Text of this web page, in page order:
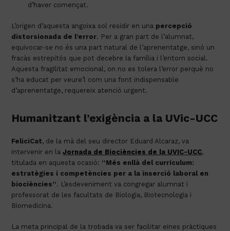
d’haver començat.
L’origen d’aquesta angoixa sol residir en una percepció
distorsionada de l’error. Per a gran part de l’alumnat,
equivocar-se no és una part natural de l’aprenentatge, sinó un
fracàs estrepitós que pot decebre la família i l’entorn social.
Aquesta fragilitat emocional, on no es tolera l’error perquè no
s’ha educat per veure’l com una font indispensable
d’aprenentatge, requereix atenció urgent.
Humanitzant l’exigència a la UVic-UCC
FeliciCat, de la mà del seu director Eduard Alcaraz, va
intervenir en laJornada de Biociències de la UVIC-UCC,
titulada en aquesta ocasió: “Més enllà del currículum:
estratègies i competències per a la inserció laboral en
biociències”. L’esdeveniment va congregar alumnat i
professorat de les facultats de Biologia, Biotecnologia i
Biomedicina.
La meta principal de la trobada va ser facilitar eines pràctiques